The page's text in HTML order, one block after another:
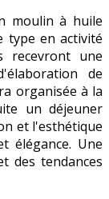
moulin à huile
type en activité
recevront une
de
organisée à la
un déjeuner
et l'esthétique
élégance. Une
des tendances